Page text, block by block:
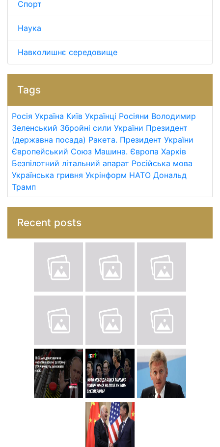
Спорт
Наука
Навколишнє середовище
Tags
Росія Україна Київ Українці Росіяни Володимир
Зеленський Збройні сили України Президент
(державна посада) Ракета. Президент України
Європейський Союз Машина. Європа Харків
Безпілотний літальний апарат Російська мова
Українська гривня Укрінформ НАТО Дональд
Трамп
Recent posts